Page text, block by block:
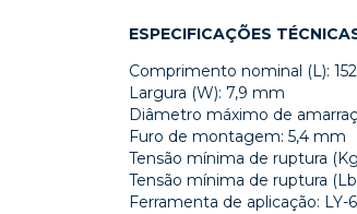
ESPECIFICAÇÕES
Comprimento nominal (L):
Largura (W): 7,9 mm
Diâmetro máximo de
Furo de montagem: 5,4 mm
Tensão mínima de ruptura
Tensão mínima de ruptura
Ferramenta de aplicação: LY-